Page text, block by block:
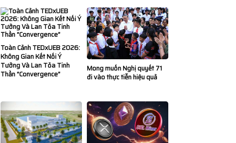
Toàn Cảnh TEDxUEB 2026:
Không Gian Kết Nối Ý
Tưởng Và Lan Tỏa Tinh
Thần “Convergence”
Mong muốn Nghị quyết 71
đi vào thực tiễn hiệu quả